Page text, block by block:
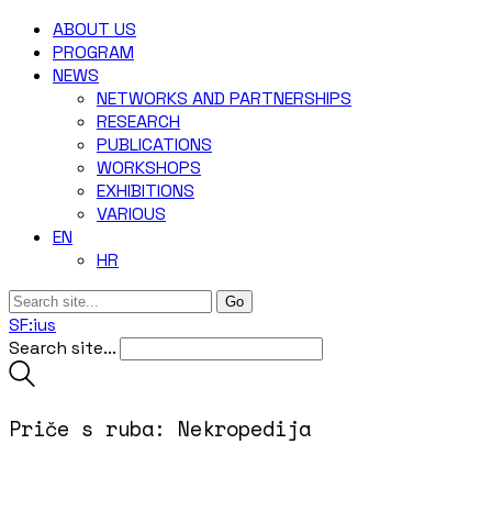
ABOUT US
‎PROGRAM
NEWS
NETWORKS AND PARTNERSHIPS
RESEARCH
PUBLICATIONS
WORKSHOPS
EXHIBITIONS
VARIOUS
EN
HR
SF:ius
Search site...
Priče s ruba: Nekropedija